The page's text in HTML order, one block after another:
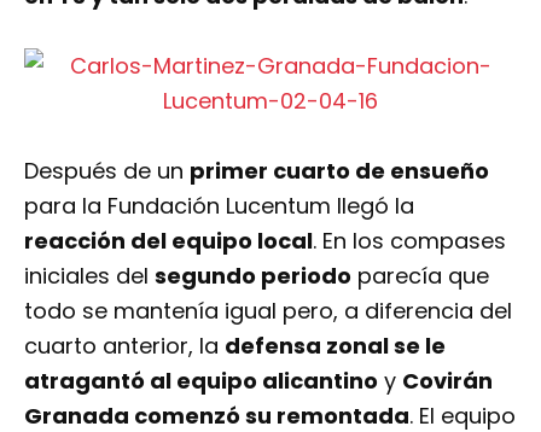
Después de un primer cuarto de ensueño
para la Fundación Lucentum llegó la
reacción del equipo local. En los compases
iniciales del segundo periodo parecía que
todo se mantenía igual pero, a diferencia del
cuarto anterior, la defensa zonal se le
atragantó al equipo alicantino y Covirán
Granada comenzó su remontada. El equipo